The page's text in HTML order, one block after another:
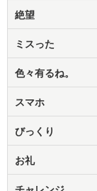
絶望
ミスった
色々有るね。
スマホ
びっくり
お礼